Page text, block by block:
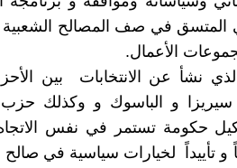
المتسق في صف المصالح الشعبية
الأعمال.
نشأ عن الانتخابات بين
سيريزا و الباسوك و وكذلك حزب
حكومة تستمر في نفس
و تأييداً لخيارات سياسية في